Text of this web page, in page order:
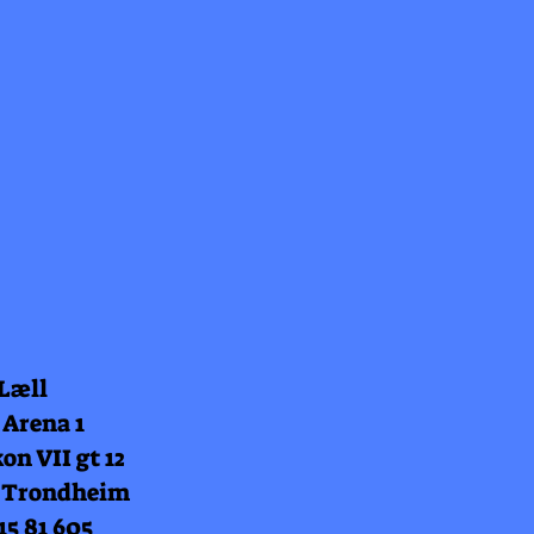
1
VII gt 12
Trondheim
81 605